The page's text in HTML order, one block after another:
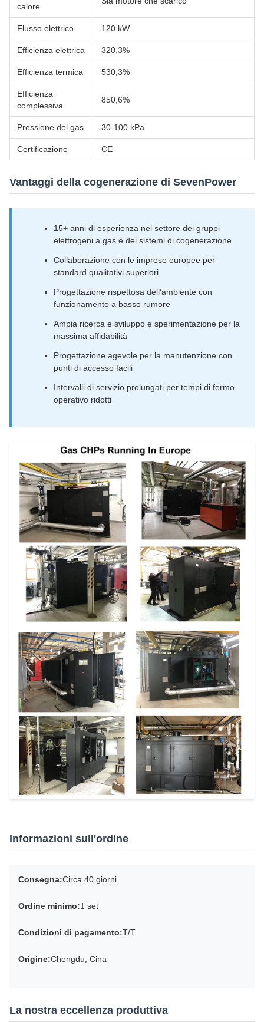
calore
Flusso elettrico 120 kW
Efficienza elettrica 320,3%
Efficienza termica 530,3%
Efficienza
complessiva
850,6%
Pressione del gas 30-100 kPa
Certificazione CE
Vantaggi della cogenerazione di SevenPower
15+ anni di esperienza nel settore dei gruppi
elettrogeni a gas e dei sistemi di cogenerazione
Collaborazione con le imprese europee per
standard qualitativi superiori
Progettazione rispettosa dell'ambiente con
funzionamento a basso rumore
Ampia ricerca e sviluppo e sperimentazione per la
massima affidabilità
Progettazione agevole per la manutenzione con
punti di accesso facili
Intervalli di servizio prolungati per tempi di fermo
operativo ridotti
Informazioni sull'ordine
Consegna:Circa 40 giorni
Ordine minimo:1 set
Condizioni di pagamento:T/T
Origine:Chengdu, Cina
La nostra eccellenza produttiva